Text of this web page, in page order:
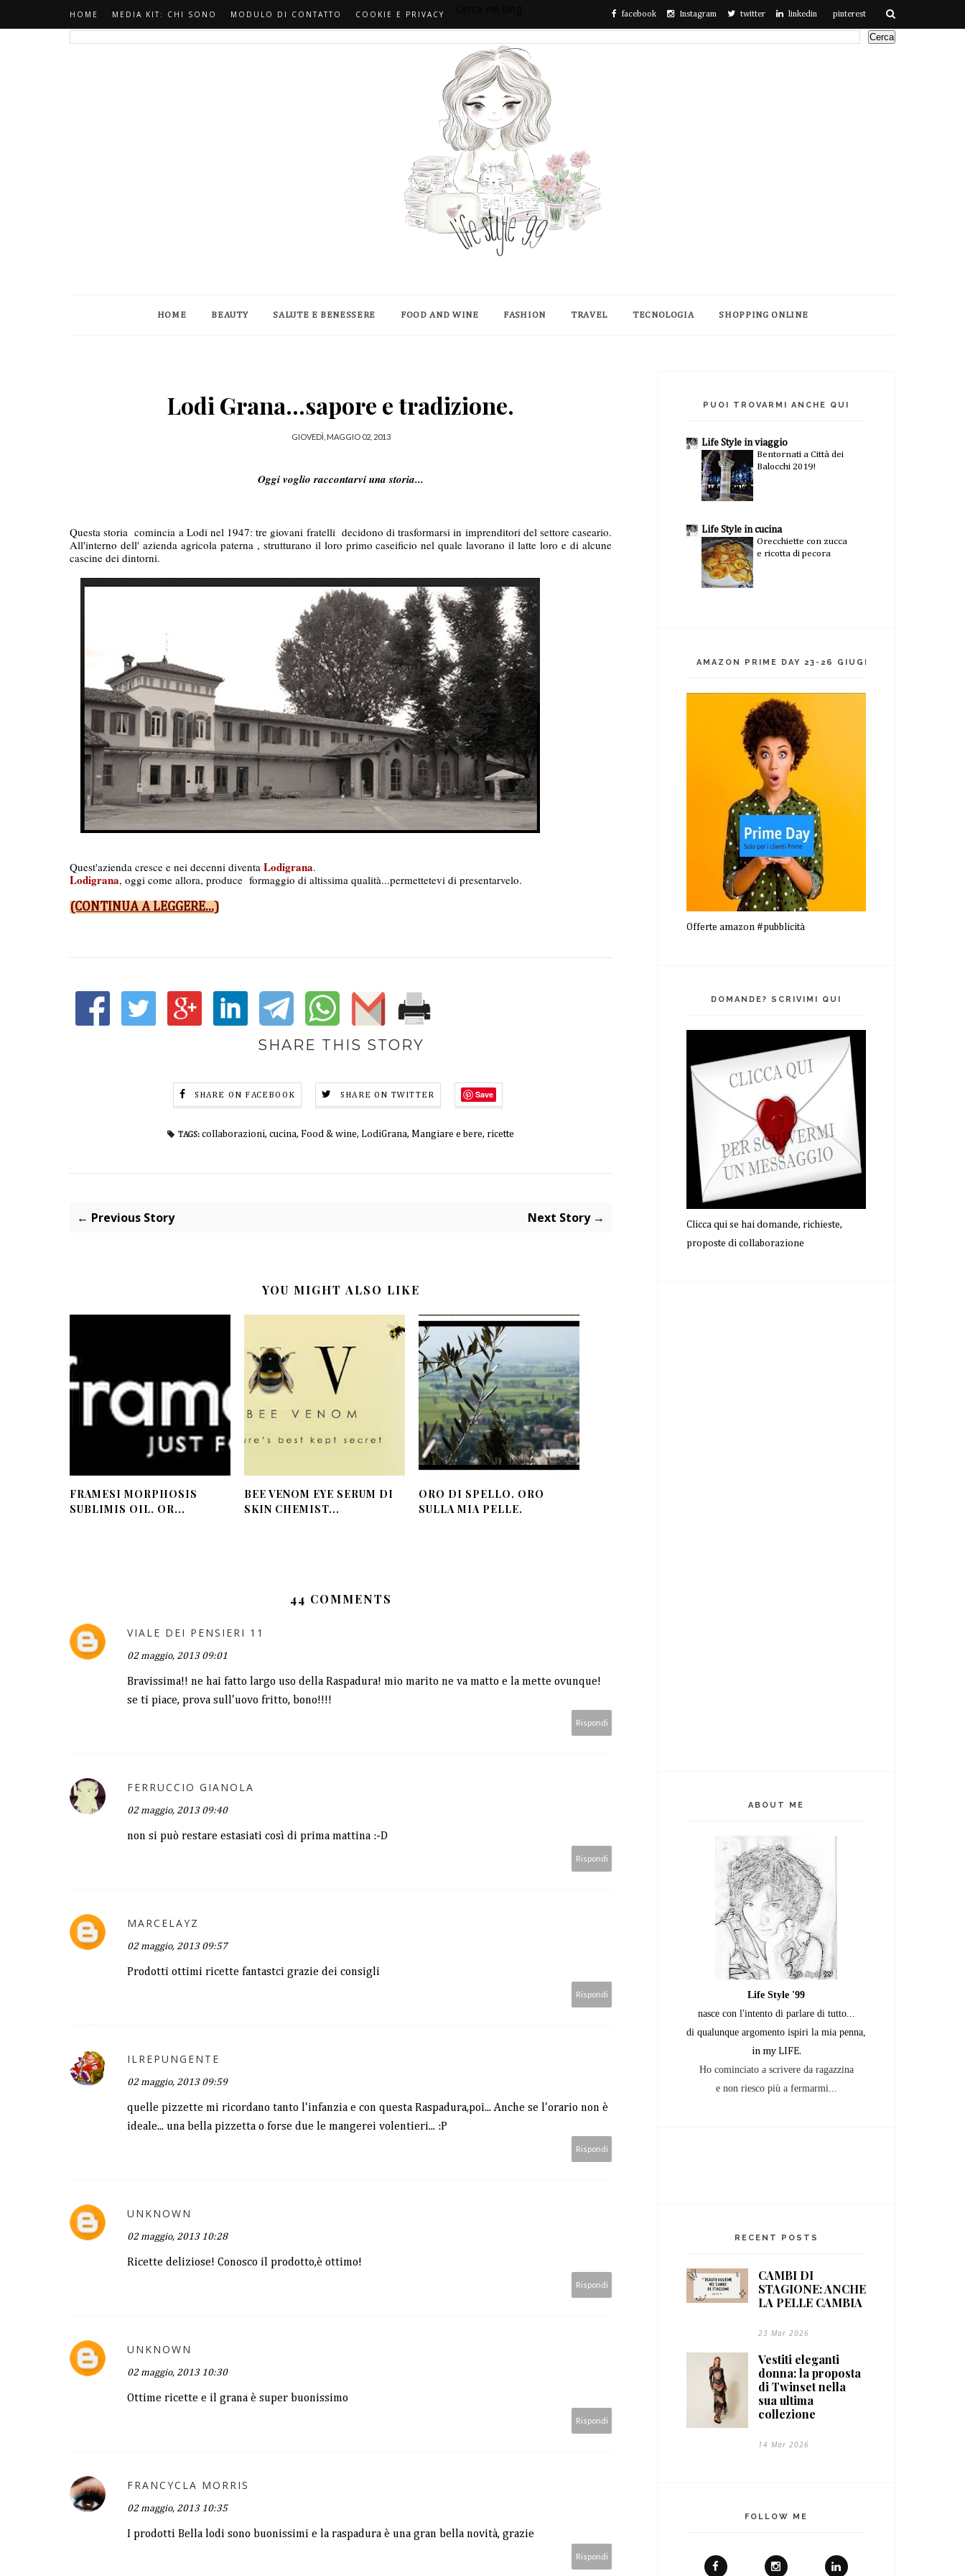
HOME MEDIA KIT: CHI SONO MODULO DI CONTATTO COOKIE E PRIVACY facebook Instagram twitter linkedin pinterest
HOME BEAUTY SALUTE E BENESSERE FOOD AND WINE FASHION TRAVEL TECNOLOGIA SHOPPING ONLINE
Lodi Grana...sapore e tradizione.
GIOVEDÌ, MAGGIO 02, 2013
Oggi voglio raccontarvi una storia...
Questa storia  comincia a Lodi nel 1947: tre giovani fratelli  decidono di trasformarsi in imprenditori del settore caseario.
All'interno dell' azienda agricola paterna , strutturano il loro primo caseificio nel quale lavorano il latte loro e di alcune
cascine dei dintorni.
Quest'azienda cresce e nei decenni diventa Lodigrana.
Lodigrana, oggi come allora, produce  formaggio di altissima qualità...permettetevi di presentarvelo.
(CONTINUA A LEGGERE...)
SHARE THIS STORY
SHARE ON FACEBOOK SHARE ON TWITTER Save
TAGS: collaborazioni, cucina, Food & wine, LodiGrana, Mangiare e bere, ricette
← Previous Story Next Story →
YOU MIGHT ALSO LIKE
FRAMESI MORPHOSIS
SUBLIMIS OIL. OR...
BEE VENOM EYE SERUM DI
SKIN CHEMIST...
ORO DI SPELLO. ORO
SULLA MIA PELLE.
44 COMMENTS
VIALE DEI PENSIERI 11
02 maggio, 2013 09:01
Bravissima!! ne hai fatto largo uso della Raspadura! mio marito ne va matto e la mette ovunque!
se ti piace, prova sull'uovo fritto, bono!!!!
Rispondi
FERRUCCIO GIANOLA
02 maggio, 2013 09:40
non si può restare estasiati così di prima mattina :-D
Rispondi
MARCELAYZ
02 maggio, 2013 09:57
Prodotti ottimi ricette fantastci grazie dei consigli
Rispondi
ILREPUNGENTE
02 maggio, 2013 09:59
quelle pizzette mi ricordano tanto l'infanzia e con questa Raspadura,poi... Anche se l'orario non è
ideale... una bella pizzetta o forse due le mangerei volentieri... :P
Rispondi
UNKNOWN
02 maggio, 2013 10:28
Ricette deliziose! Conosco il prodotto,è ottimo!
Rispondi
UNKNOWN
02 maggio, 2013 10:30
Ottime ricette e il grana è super buonissimo
Rispondi
FRANCYCLA MORRIS
02 maggio, 2013 10:35
I prodotti Bella lodi sono buonissimi e la raspadura è una gran bella novità, grazie
Rispondi
PUOI TROVARMI ANCHE QUI
Life Style in viaggio
Bentornati a Città dei
Balocchi 2019!
Life Style in cucina
Orecchiette con zucca
e ricotta di pecora
AMAZON PRIME DAY 23-26 GIUGNO 2026!!!
Offerte amazon #pubblicità
DOMANDE? SCRIVIMI QUI
Clicca qui se hai domande, richieste,
proposte di collaborazione
ABOUT ME
Life Style '99
nasce con l'intento di parlare di tutto...
di qualunque argomento ispiri la mia penna,
in my LIFE.
Ho cominciato a scrivere da ragazzina
e non riesco più a fermarmi...
RECENT POSTS
CAMBI DI
STAGIONE: ANCHE
LA PELLE CAMBIA
23 Mar 2026
Vestiti eleganti
donna: la proposta
di Twinset nella
sua ultima
collezione
14 Mar 2026
FOLLOW ME